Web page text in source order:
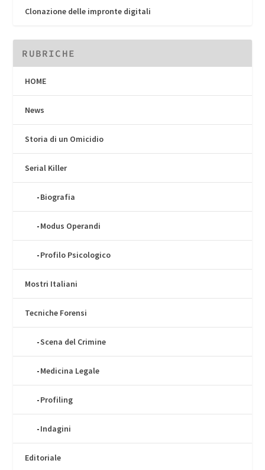
Clonazione delle impronte digitali
RUBRICHE
HOME
News
Storia di un Omicidio
Serial Killer
Biografia
Modus Operandi
Profilo Psicologico
Mostri Italiani
Tecniche Forensi
Scena del Crimine
Medicina Legale
Profiling
Indagini
Editoriale